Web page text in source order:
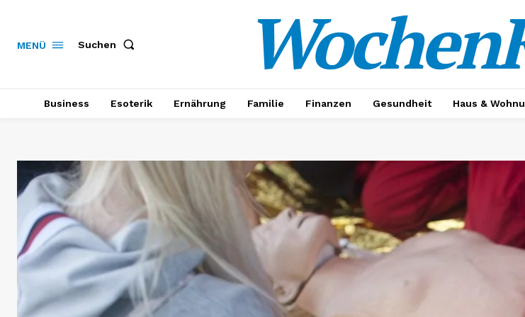
MENÜ Suchen
Business Esoterik Ernährung Familie Finanzen Gesundheit Haus &